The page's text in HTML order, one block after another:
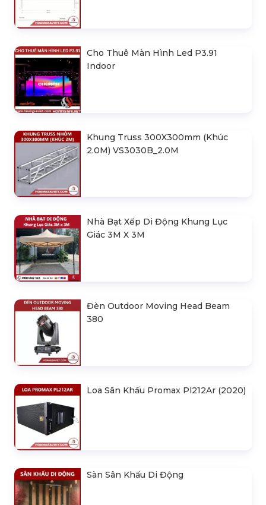
Cho Thuê Màn Hình Led P3.91
Indoor
Khung Truss 300X300mm (Khúc
2.0M) VS3030B_2.0M
Nhà Bạt Xếp Di Động Khung Lục
Giác 3M X 3M
Đèn Outdoor Moving Head Beam
380
Loa Sân Khấu Promax Pl212Ar (2020)
Sàn Sân Khấu Di Động